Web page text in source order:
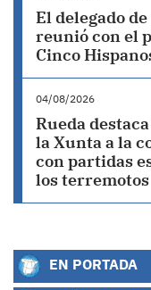
El delegado
reunió con el
Cinco
04/08/2026
Rueda
la Xunta a la
con partidas
los terremotos
EN PORTADA